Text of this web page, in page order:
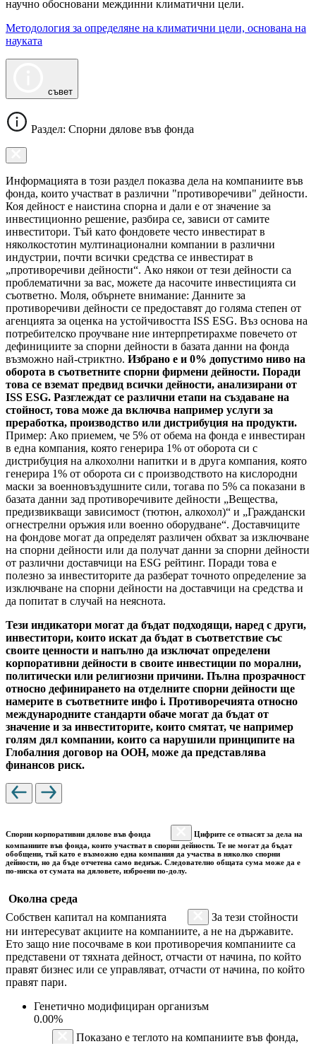
научно обосновани междинни климатични цели.
Методология за определяне на климатични цели, основана на
науката
съвет
Раздел: Спорни дялове във фонда
Информацията в този раздел показва дела на компаниите във
фонда, които участват в различни "противоречиви" дейности.
Коя дейност е наистина спорна и дали е от значение за
инвестиционно решение, разбира се, зависи от самите
инвеститори. Тъй като фондовете често инвестират в
няколкостотин мултинационални компании в различни
индустрии, почти всички средства се инвестират в
„противоречиви дейности“. Ако някои от тези дейности са
проблематични за вас, можете да насочите инвестицията си
съответно. Моля, обърнете внимание: Данните за
противоречиви дейности се предоставят до голяма степен от
агенцията за оценка на устойчивостта ISS ESG. Въз основа на
потребителско проучване ние интерпретирахме повечето от
дефинициите за спорни дейности в базата данни на фонда
възможно най-стриктно. Избрано е и 0% допустимо ниво на
оборота в съответните спорни фирмени дейности. Поради
това се вземат предвид всички дейности, анализирани от
ISS ESG. Разглеждат се различни етапи на създаване на
стойност, това може да включва например услуги за
преработка, производство или дистрибуция на продукти.
Пример: Ако приемем, че 5% от обема на фонда е инвестиран
в една компания, която генерира 1% от оборота си с
дистрибуция на алкохолни напитки и в друга компания, която
генерира 1% от оборота си с производството на кислородни
маски за военновъздушните сили, тогава по 5% са показани в
базата данни зад противоречивите дейности „Вещества,
предизвикващи зависимост (тютюн, алкохол)“ и „Граждански
огнестрелни оръжия или военно оборудване“. Доставчиците
на фондове могат да определят различен обхват за изключване
на спорни дейности или да получат данни за спорни дейности
от различни доставчици на ESG рейтинг. Поради това е
полезно за инвеститорите да разберат точното определение за
изключване на спорни дейности на доставчици на средства и
да попитат в случай на неяснота.
Тези индикатори могат да бъдат подходящи, наред с други,
инвеститори, които искат да бъдат в съответствие със
своите ценности и напълно да изключат определени
корпоративни дейности в своите инвестиции по морални,
политически или религиозни причини. Пълна прозрачност
относно дефинирането на отделните спорни дейности ще
намерите в съответните инфо i. Противоречията относно
международните стандарти обаче могат да бъдат от
значение и за инвеститорите, които смятат, че например
голям дял компании, които са нарушили принципите на
Глобалния договор на ООН, може да представлява
финансов риск.
Спорни корпоративни дялове във фонда
Цифрите се отнасят за дела на
компаниите във фонда, които участват в спорни дейности. Те не могат да бъдат
обобщени, тъй като е възможно една компания да участва в няколко спорни
дейности, но да бъде отчетена само веднъж. Следователно общата сума може да е
по-ниска от сумата на дяловете, изброени по-долу.
Околна среда
Собствен капитал на компанията
За тези стойности
ни интересуват акциите на компаниите, а не на държавите.
Ето защо ние посочваме в кои противоречия компаниите са
представени от тяхната дейност, отчасти от начина, по който
правят бизнес или се управляват, отчасти от начина, по който
правят пари.
Генетично модифициран организъм
0.00%
Показано е теглото на компаниите във фонда,